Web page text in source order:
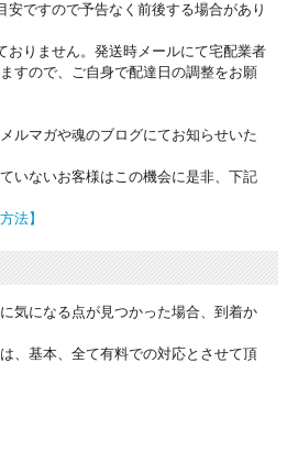
ですので予告なく前後する場合があり
おりません。発送時メールにて宅配業者
すので、ご自身で配達日の調整をお願
ルマガや魂のブログにてお知らせいた
いないお客様はこの機会に是非、下記
法】
気になる点が見つかった場合、到着か
、基本、全て有料での対応とさせて頂